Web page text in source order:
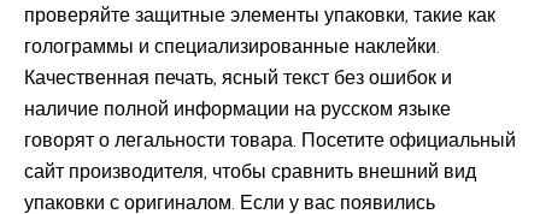
проверяйте защитные элементы упаковки, такие как
голограммы и специализированные наклейки.
Качественная печать, ясный текст без ошибок и
наличие полной информации на русском языке
говорят о легальности товара. Посетите официальный
сайт производителя, чтобы сравнить внешний вид
упаковки с оригиналом. Если у вас появились